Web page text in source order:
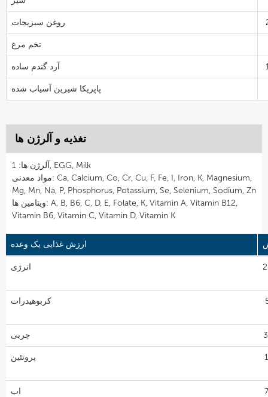
روغن سبزیجات
تخم مرغ
آرد گندم ساده
پاپریکا شیرین آسیاب شده
تغذیه و آلرژن ها
آلرژن ها: 1, EGG, Milk
مواد معدنی: Ca, Calcium, Co, Cr, Cu, F, Fe, I, Iron, K, Magnesium,
Mg, Mn, Na, P, Phosphorus, Potassium, Se, Selenium, Sodium, Zn
ویتامین ها: A, B, B6, C, D, E, Folate, K, Vitamin A, Vitamin B12,
Vitamin B6, Vitamin C, Vitamin D, Vitamin K
ارزش غذایی یک وعده
انرژی
کربوهیدرات
چربی
پروتئین
اب